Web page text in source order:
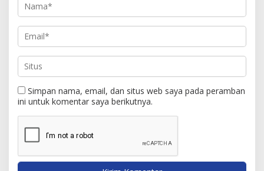
Simpan nama, email, dan situs web saya pada peramban
ini untuk komentar saya berikutnya.